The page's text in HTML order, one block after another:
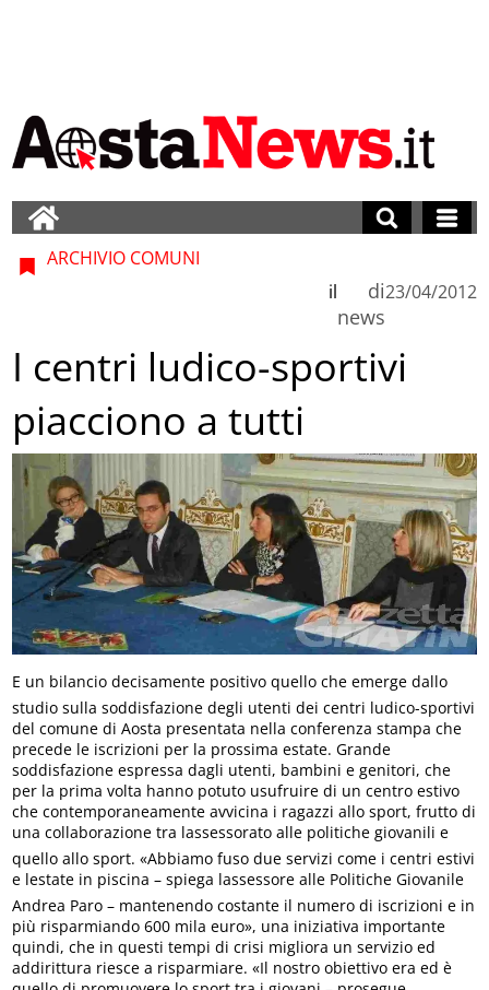
ARCHIVIO COMUNI
di
news
il 23/04/2012
I centri ludico-sportivi
piacciono a tutti
E un bilancio decisamente positivo quello che emerge dallo
studio sulla soddisfazione degli utenti dei centri ludico-sportivi
del comune di Aosta presentata nella conferenza stampa che
precede le iscrizioni per la prossima estate. Grande
soddisfazione espressa dagli utenti, bambini e genitori, che
per la prima volta hanno potuto usufruire di un centro estivo
che contemporaneamente avvicina i ragazzi allo sport, frutto di
una collaborazione tra lassessorato alle politiche giovanili e
quello allo sport. «Abbiamo fuso due servizi come i centri estivi
e lestate in piscina – spiega lassessore alle Politiche Giovanile
Andrea Paro – mantenendo costante il numero di iscrizioni e in
più risparmiando 600 mila euro», una iniziativa importante
quindi, che in questi tempi di crisi migliora un servizio ed
addirittura riesce a risparmiare. «Il nostro obiettivo era ed è